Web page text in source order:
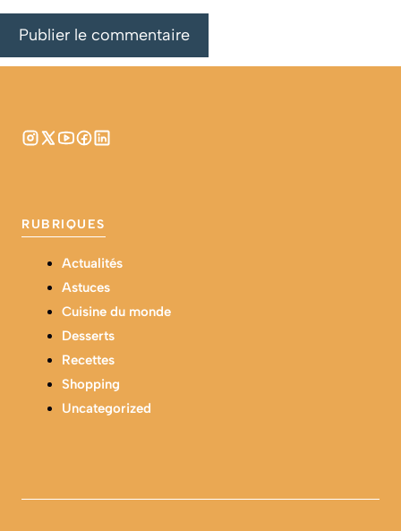
RUBRIQUES
Actualités
Astuces
Cuisine du monde
Desserts
Recettes
Shopping
Uncategorized